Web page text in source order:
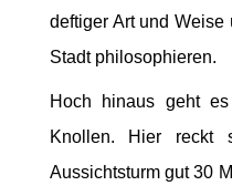
deftiger Art und
Stadt philosophieren.
Hoch hinaus geht
Knollen. Hier reckt
Aussichtsturm gut 30